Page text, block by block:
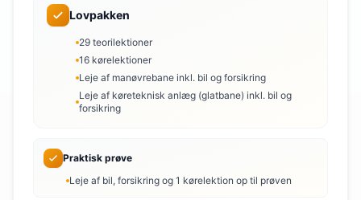
Lovpakken
29 teorilektioner
16 kørelektioner
Leje af manøvrebane inkl. bil og forsikring
Leje af køreteknisk anlæg (glatbane) inkl. bil og
forsikring
Praktisk prøve
Leje af bil, forsikring og 1 kørelektion op til prøven